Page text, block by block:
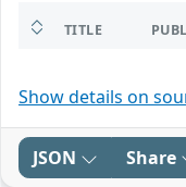
TITLE
Show details on
JSON Share